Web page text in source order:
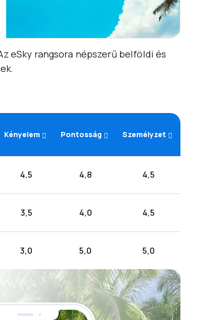
eSky rangsora népszerű belföldi és
Kényelem Pontosság Személyzet
4,5 4,8 4,5
3,5 4,0 4,5
3,0 5,0 5,0